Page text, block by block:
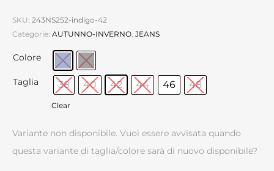
SKU: 243NS252-indigo-42
Categorie: AUTUNNO-INVERNO JEANS
Colore
Taglia 38 40 42 44 46 48
Clear
Variante non disponibile. Vuoi essere avvisata quando
questa variante di taglia/colore sarà di nuovo disponibile?